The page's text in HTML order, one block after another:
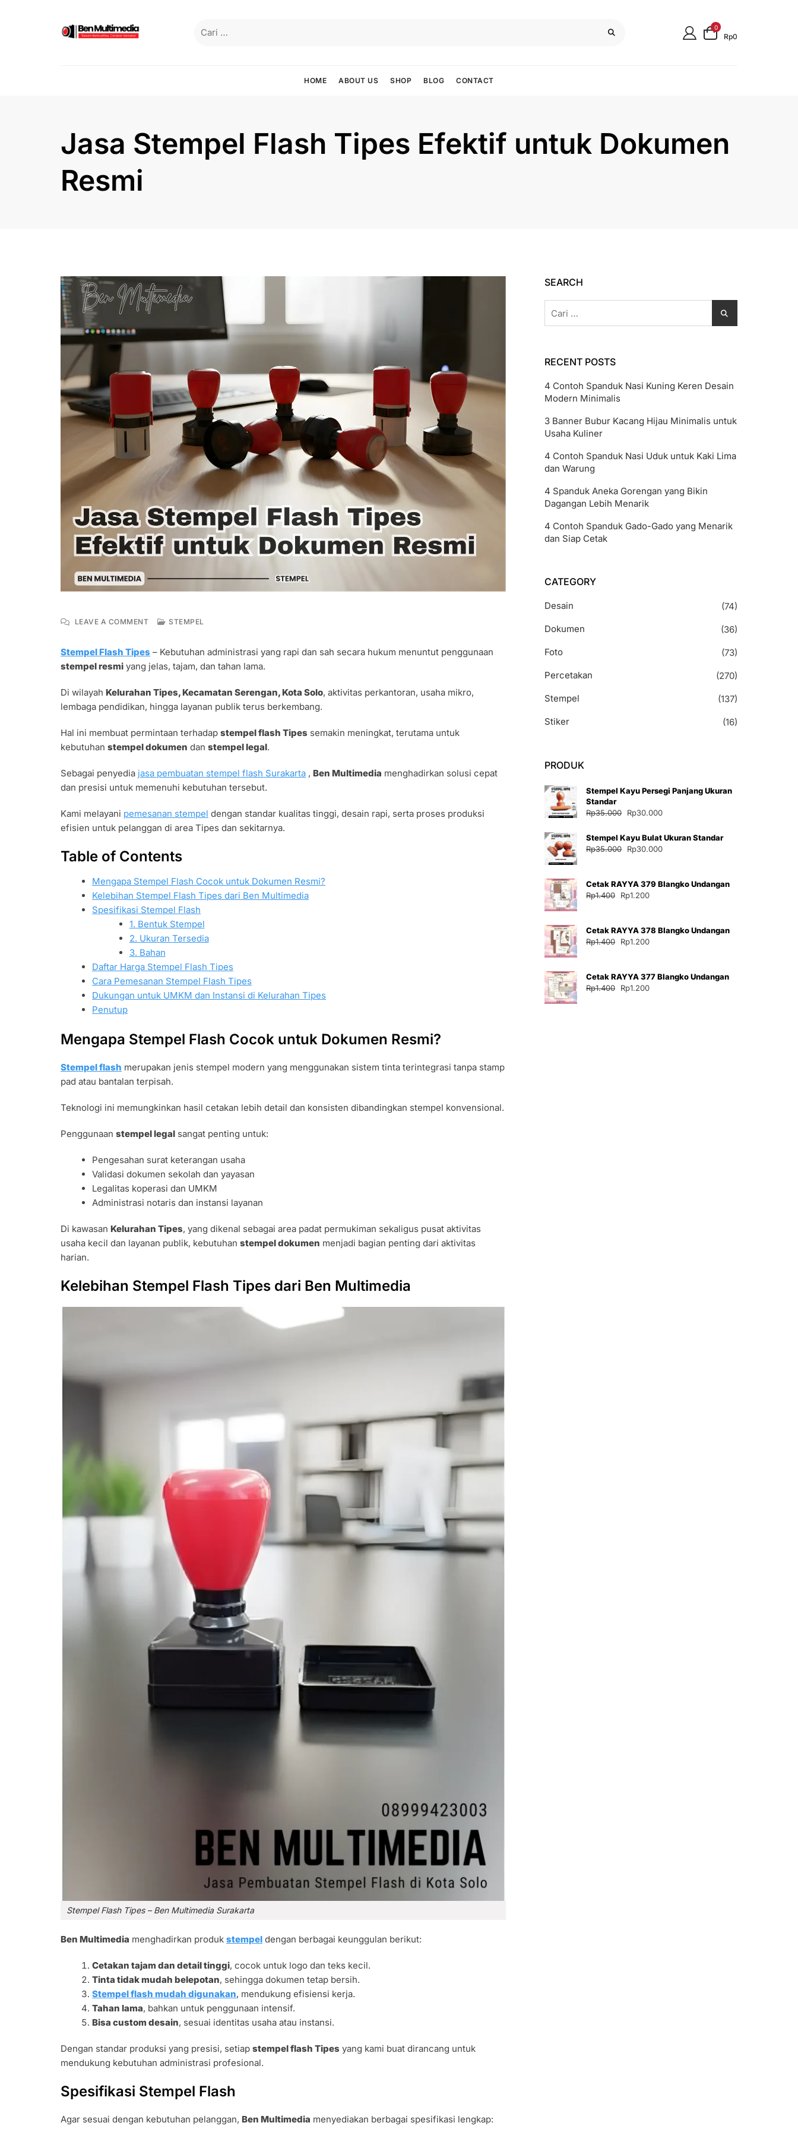
0
Rp0
HOME ABOUT US SHOP BLOG CONTACT
Jasa Stempel Flash Tipes Efektif untuk Dokumen
Resmi
LEAVE A COMMENTON
FLASH
TIPES
UNTUK
DOKUMEN
RESMI
STEMPEL
Stempel Flash Tipes – Kebutuhan administrasi yang rapi dan sah secara hukum menuntut penggunaan
stempel resmi yang jelas, tajam, dan tahan lama.
Di wilayah Kelurahan Tipes, Kecamatan Serengan, Kota Solo, aktivitas perkantoran, usaha mikro,
lembaga pendidikan, hingga layanan publik terus berkembang.
Hal ini membuat permintaan terhadap stempel flash Tipes semakin meningkat, terutama untuk
kebutuhan stempel dokumen dan stempel legal.
Sebagai penyedia jasa pembuatan stempel flash Surakarta , Ben Multimedia menghadirkan solusi cepat
dan presisi untuk memenuhi kebutuhan tersebut.
Kami melayani pemesanan stempel dengan standar kualitas tinggi, desain rapi, serta proses produksi
efisien untuk pelanggan di area Tipes dan sekitarnya.
Table of Contents
Mengapa Stempel Flash Cocok untuk Dokumen Resmi?
Kelebihan Stempel Flash Tipes dari Ben Multimedia
Spesifikasi Stempel Flash
1. Bentuk Stempel
2. Ukuran Tersedia
3. Bahan
Daftar Harga Stempel Flash Tipes
Cara Pemesanan Stempel Flash Tipes
Dukungan untuk UMKM dan Instansi di Kelurahan Tipes
Penutup
Mengapa Stempel Flash Cocok untuk Dokumen Resmi?
Stempel flash merupakan jenis stempel modern yang menggunakan sistem tinta terintegrasi tanpa stamp
pad atau bantalan terpisah.
Teknologi ini memungkinkan hasil cetakan lebih detail dan konsisten dibandingkan stempel konvensional.
Penggunaan stempel legal sangat penting untuk:
Pengesahan surat keterangan usaha
Validasi dokumen sekolah dan yayasan
Legalitas koperasi dan UMKM
Administrasi notaris dan instansi layanan
Di kawasan Kelurahan Tipes, yang dikenal sebagai area padat permukiman sekaligus pusat aktivitas
usaha kecil dan layanan publik, kebutuhan stempel dokumen menjadi bagian penting dari aktivitas
harian.
Kelebihan Stempel Flash Tipes dari Ben Multimedia
Stempel Flash Tipes – Ben Multimedia Surakarta
Ben Multimedia menghadirkan produk stempel dengan berbagai keunggulan berikut:
Cetakan tajam dan detail tinggi, cocok untuk logo dan teks kecil.
Tinta tidak mudah belepotan, sehingga dokumen tetap bersih.
Stempel flash mudah digunakan, mendukung efisiensi kerja.
Tahan lama, bahkan untuk penggunaan intensif.
Bisa custom desain, sesuai identitas usaha atau instansi.
Dengan standar produksi yang presisi, setiap stempel flash Tipes yang kami buat dirancang untuk
mendukung kebutuhan administrasi profesional.
Spesifikasi Stempel Flash
Agar sesuai dengan kebutuhan pelanggan, Ben Multimedia menyediakan berbagai spesifikasi lengkap:
SEARCH
untuk:
RECENT POSTS
4 Contoh Spanduk Nasi Kuning Keren Desain
Modern Minimalis
3 Banner Bubur Kacang Hijau Minimalis untuk
Usaha Kuliner
4 Contoh Spanduk Nasi Uduk untuk Kaki Lima
dan Warung
4 Spanduk Aneka Gorengan yang Bikin
Dagangan Lebih Menarik
4 Contoh Spanduk Gado-Gado yang Menarik
dan Siap Cetak
CATEGORY
Desain
(74)
Dokumen
(36)
Foto
(73)
Percetakan
(270)
Stempel
(137)
Stiker
(16)
PRODUK
Stempel Kayu Persegi Panjang Ukuran
Standar
Rp35.000
Harga
adalah:
Rp35.000.
Rp30.000
ini
Stempel Kayu Bulat Ukuran Standar
Rp35.000
Harga
Rp35.000.
Rp30.000
adalah:
Cetak RAYYA 379 Blangko Undangan
Rp1.400
Harga
Rp1.400.
Rp1.200
adalah:
Cetak RAYYA 378 Blangko Undangan
Rp1.400
Harga
Rp1.400.
Rp1.200
adalah:
Cetak RAYYA 377 Blangko Undangan
Rp1.400
Harga
Rp1.200